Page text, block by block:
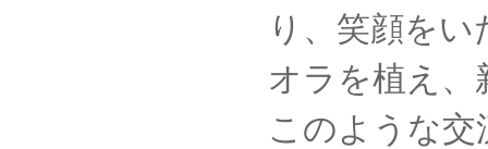
り、笑顔を
オラを植え
このような交